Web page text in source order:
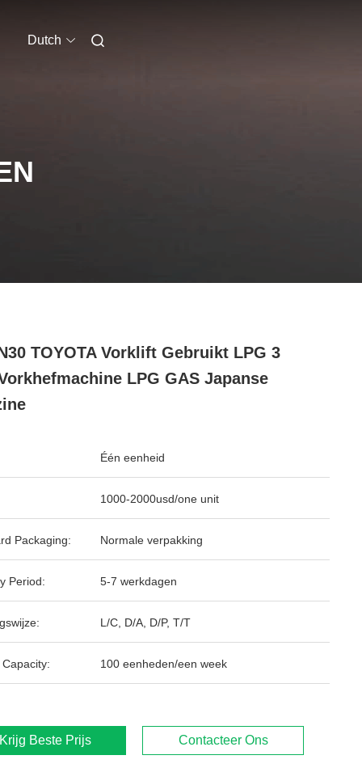
Dutch
TOYOTA Vorklift Gebruikt LPG 3
LPG GAS Japanse
Één eenheid
1000-2000usd/one unit
Packaging: Normale verpakking
Period: 5-7 werkdagen
L/C, D/A, D/P, T/T
100 eenheden/een week
Krijg Beste Prijs Contacteer Ons